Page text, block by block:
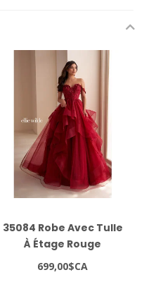
35084 Robe Avec Tulle
À Étage Rouge
699,00$CA